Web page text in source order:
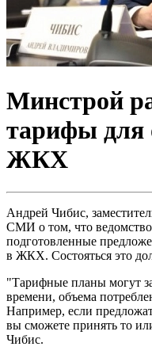
Минстрой
тарифы для
ЖКХ
Андрей Чибис,
СМИ о том, что
подготовленные
в ЖКХ. Состояться это
"Тарифные планы могут
времени, объема
Например, если
вы сможете принять то
Чибис.